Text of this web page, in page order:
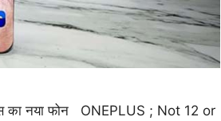
का नया फोन ONEPLUS ; Not 12 or